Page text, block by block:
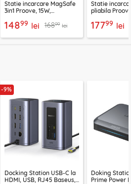
Statie incarcare MagSafe
3in1 Proove, 15W,
14899 lei 16899 lei
Statie
pliabila
17799 lei
-9%
Docking Station USB-C la
HDMI, USB, RJ45 Baseus,
Doking
Prime Power